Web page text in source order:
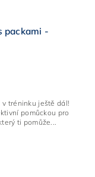
packami -
tréninku ještě dál!
pomůckou pro
který ti pomůže...